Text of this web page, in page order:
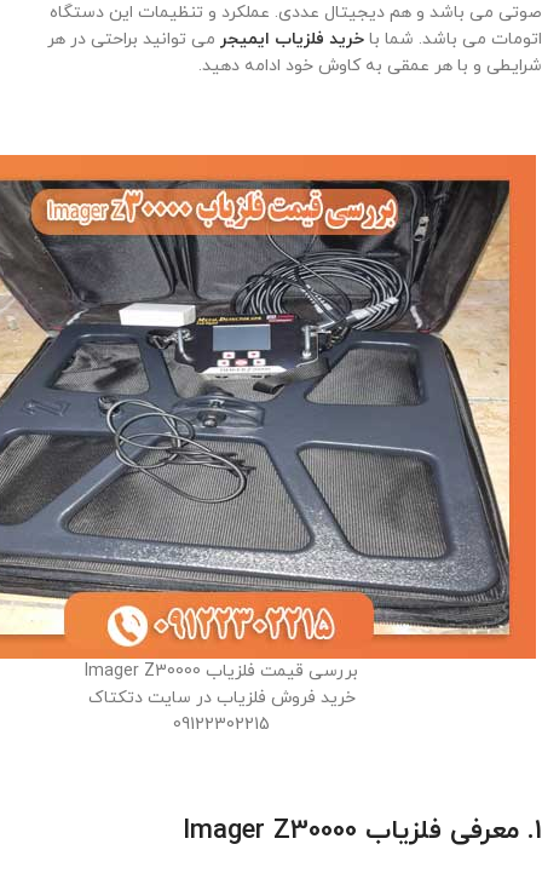
صوتی می باشد و هم دیجیتال عددی. عملکرد و تنظیمات این دستگاه
اتومات می باشد. شما با خرید فلزیاب ایمیجر می توانید براحتی در هر
شرایطی و با هر عمقی به کاوش خود ادامه دهید.
بررسی قیمت فلزیاب Imager Z30000
خرید فروش فلزیاب در سایت دتکتاک
09122302215
1. معرفی فلزیاب Imager Z30000